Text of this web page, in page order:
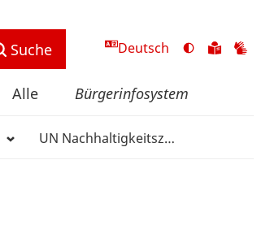
Suche Deutsch
Ansicht
Zu
Alle Bürgerinfosystem
UN Nachhaltigkeitsziele